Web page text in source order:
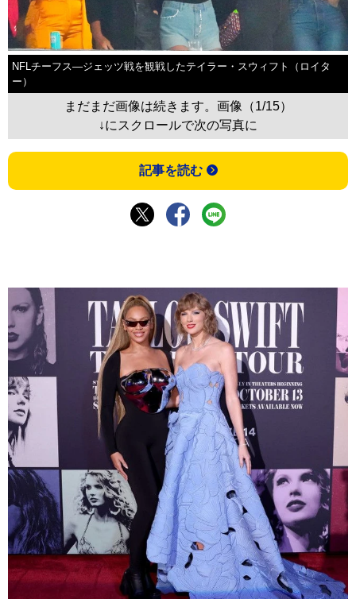
NFLチーフス―ジェッツ戦を観戦したテイラー・スウィフト（ロイタ
ー）
まだまだ画像は続きます。画像（1/15）
↓にスクロールで次の写真に
記事を読む